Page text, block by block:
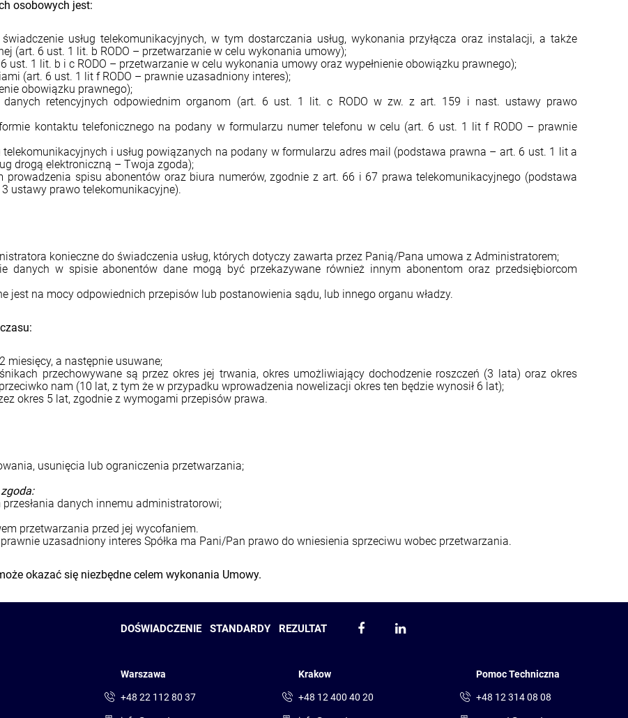
osobowych jest:
usług telekomunikacyjnych, w tym dostarczania usług, wykonania przyłącza oraz instalacji, a także
(art. 6 ust. 1 lit. b RODO – przetwarzanie w celu wykonania umowy);
1 lit. b i c RODO – przetwarzanie w celu wykonania umowy oraz wypełnienie obowiązku prawnego);
(art. 6 ust. 1 lit f RODO – prawnie uzasadniony interes);
obowiązku prawnego);
danych retencyjnych odpowiednim organom (art. 6 ust. 1 lit. c RODO w zw. z art. 159 i nast. ustawy prawo
kontaktu telefonicznego na podany w formularzu numer telefonu w celu (art. 6 ust. 1 lit f RODO – prawnie
telekomunikacyjnych i usług powiązanych na podany w formularzu adres mail (podstawa prawna – art. 6 ust. 1 lit a
drogą elektroniczną – Twoja zgoda);
spisu abonentów oraz biura numerów, zgodnie z art. 66 i 67 prawa telekomunikacyjnego (podstawa
ustawy prawo telekomunikacyjne).
konieczne do świadczenia usług, których dotyczy zawarta przez Panią/Pana umowa z Administratorem;
danych w spisie abonentów dane mogą być przekazywane również innym abonentom oraz przedsiębiorcom
jest na mocy odpowiednich przepisów lub postanowienia sądu, lub innego organu władzy.
miesięcy, a następnie usuwane;
przechowywane są przez okres jej trwania, okres umożliwiający dochodzenie roszczeń (3 lata) oraz okres
nam (10 lat, z tym że w przypadku wprowadzenia nowelizacji okres ten będzie wynosił 6 lat);
okres 5 lat, zgodnie z wymogami przepisów prawa.
usunięcia lub ograniczenia przetwarzania;
danych innemu administratorowi;
przetwarzania przed jej wycofaniem.
uzasadniony interes Spółka ma Pani/Pan prawo do wniesienia sprzeciwu wobec przetwarzania.
okazać się niezbędne celem wykonania Umowy.
DOŚWIADCZENIE STANDARDY REZULTAT
Warszawa
+48 22 112 80 37
Krakow
+48 12 400 40 20
Pomoc Techniczna
+48 12 314 08 08